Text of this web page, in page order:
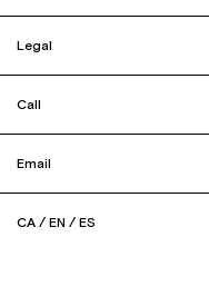
Legal
Call
Email
CA / EN / ES